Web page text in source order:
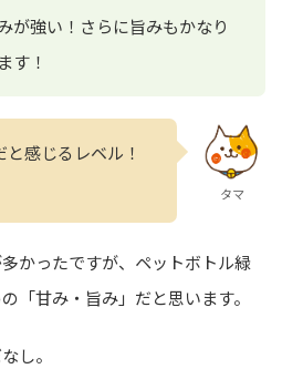
が強い！さらに旨みもかなり
す！
感じるレベル！
タマ
かったですが、ペットボトル緑
「甘み・旨み」だと思います。
し。